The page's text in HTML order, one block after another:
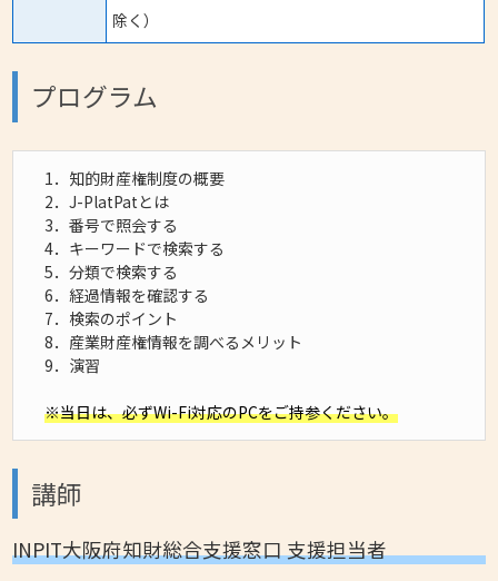
除く）
プログラム
1．知的財産権制度の概要
2．J-PlatPatとは
3．番号で照会する
4．キーワードで検索する
5．分類で検索する
6．経過情報を確認する
7．検索のポイント
8．産業財産権情報を調べるメリット
9．演習
※当日は、必ずWi-Fi対応のPCをご持参ください。
講師
INPIT大阪府知財総合支援窓口 支援担当者